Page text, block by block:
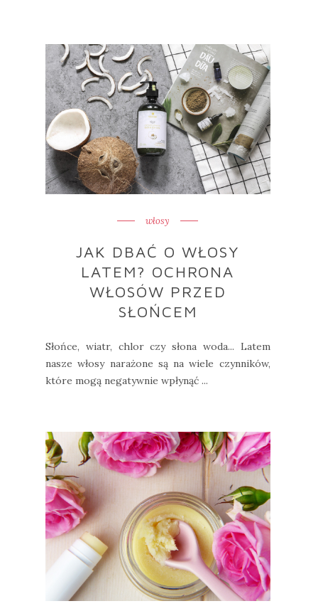
włosy
JAK DBAĆ O WŁOSY
LATEM? OCHRONA
WŁOSÓW PRZED
SŁOŃCEM
Słońce, wiatr, chlor czy słona woda... Latem
nasze włosy narażone są na wiele czynników,
które mogą negatywnie wpłynąć ...